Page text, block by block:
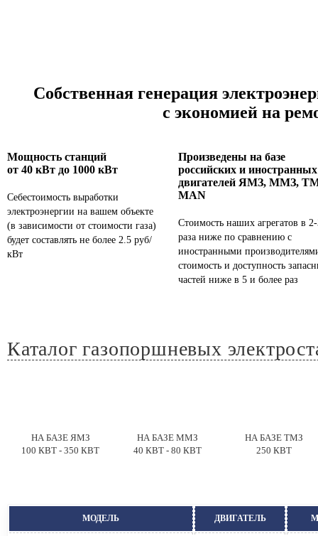
Собственная генерация
с экономией на
Мощность станций
от 40 кВт до 1000 кВт
Себестоимость выработки
электроэнергии на вашем объекте
(в зависимости от стоимости газа)
будет составлять не более 2.5 руб/
кВт
Произведены на базе
российских и иностранных
двигателей ЯМЗ, ММЗ,
MAN
Стоимость наших агрегатов в
раза ниже по сравнению с
иностранными
стоимость и доступность
частей ниже в 5 и более раз
Каталог газопоршневых
НА БАЗЕ ЯМЗ
100 КВТ - 350 КВТ
НА БАЗЕ ММЗ
40 КВТ - 80 КВТ
НА БАЗЕ ТМЗ
250 КВТ
МОДЕЛЬ ДВИГАТЕЛЬ